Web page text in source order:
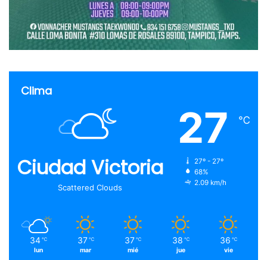
Clima
Ciudad Victoria
Scattered Clouds
27 ℃
27º - 27º
68%
2.09 km/h
34 ℃
lun
37 ℃
mar
37 ℃
mié
38 ℃
jue
36 ℃
vie